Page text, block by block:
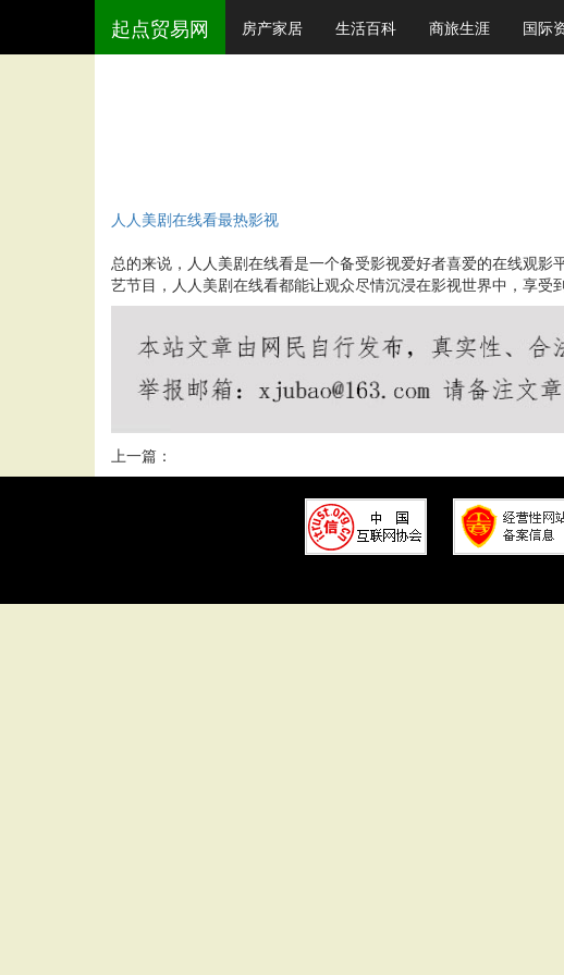
起点贸易网 房产家居 生活百科 商旅生涯 国际
人人美剧在线看最热影视
总的来说，人人美剧在线看是一个备受影视爱好者喜爱的在线观
艺节目，人人美剧在线看都能让观众尽情沉浸在影视世界中，享受
上一篇：